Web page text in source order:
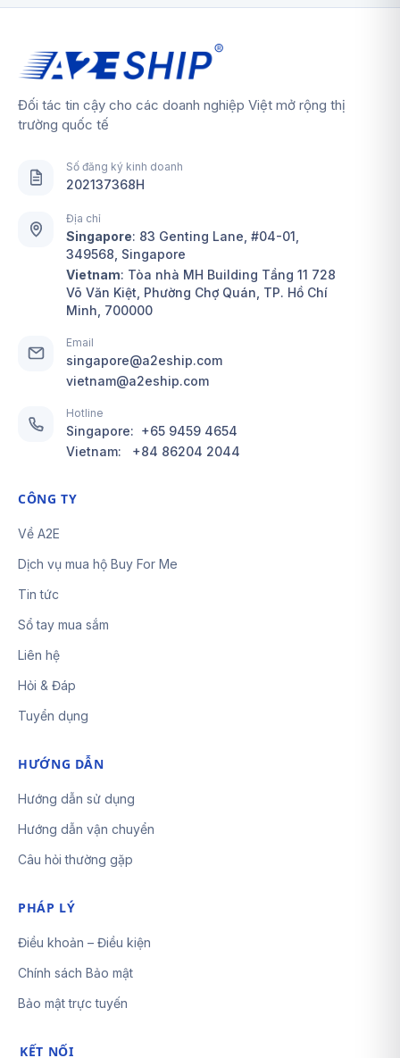
Đối tác tin cậy cho các doanh nghiệp Việt mở rộng thị
trường quốc tế
Số đăng ký kinh doanh
202137368H
Địa chỉ
Singapore: 83 Genting Lane, #04-01,
349568, Singapore
Vietnam: Tòa nhà MH Building Tầng 11 728
Võ Văn Kiệt, Phường Chợ Quán, TP. Hồ Chí
Minh, 700000
Email
singapore@a2eship.com
vietnam@a2eship.com
Hotline
Singapore: +65 9459 4654
Vietnam: +84 86204 2044
CÔNG TY
Về A2E
Dịch vụ mua hộ Buy For Me
Tin tức
Sổ tay mua sắm
Liên hệ
Hỏi & Đáp
Tuyển dụng
HƯỚNG DẪN
Hướng dẫn sử dụng
Hướng dẫn vận chuyển
Câu hỏi thường gặp
PHÁP LÝ
Điều khoản – Điều kiện
Chính sách Bảo mật
Bảo mật trực tuyến
KẾT NỐI